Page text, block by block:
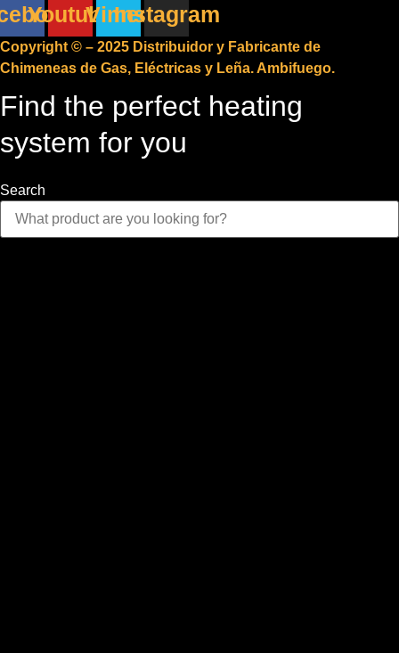
YoutubeVimeo
Instagram
Copyright © – 2025 Distribuidor y Fabricante de
Chimeneas de Gas, Eléctricas y Leña. Ambifuego.
Find the perfect heating
system for you
Search